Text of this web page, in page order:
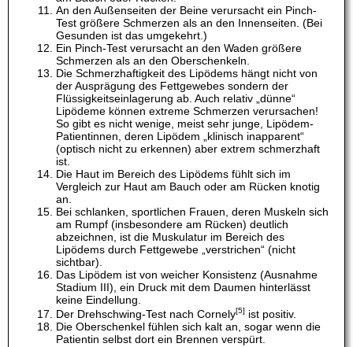
An den Außenseiten der Beine verursacht ein Pinch-
Test größere Schmerzen als an den Innenseiten. (Bei
Gesunden ist das umgekehrt.)
Ein Pinch-Test verursacht an den Waden größere
Schmerzen als an den Oberschenkeln.
Die Schmerzhaftigkeit des Lipödems hängt nicht von
der Ausprägung des Fettgewebes sondern der
Flüssigkeitseinlagerung ab. Auch relativ „dünne“
Lipödeme können extreme Schmerzen verursachen!
So gibt es nicht wenige, meist sehr junge, Lipödem-
Patientinnen, deren Lipödem „klinisch inapparent“
(optisch nicht zu erkennen) aber extrem schmerzhaft
ist.
Die Haut im Bereich des Lipödems fühlt sich im
Vergleich zur Haut am Bauch oder am Rücken knotig
an.
Bei schlanken, sportlichen Frauen, deren Muskeln sich
am Rumpf (insbesondere am Rücken) deutlich
abzeichnen, ist die Muskulatur im Bereich des
Lipödems durch Fettgewebe „verstrichen“ (nicht
sichtbar).
Das Lipödem ist von weicher Konsistenz (Ausnahme
Stadium III), ein Druck mit dem Daumen hinterlässt
keine Eindellung.
Der Drehschwing-Test nach Cornely[5] ist positiv.
Die Oberschenkel fühlen sich kalt an, sogar wenn die
Patientin selbst dort ein Brennen verspürt.